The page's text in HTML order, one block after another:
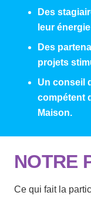
Des
leur
Des
projets
Un conseil
compétent
Maison.
NOTRE
Ce qui fait la